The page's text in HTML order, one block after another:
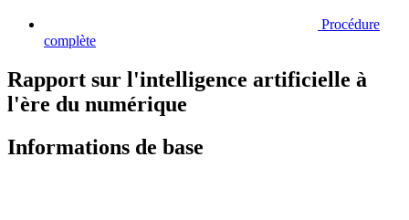
Procédure
complète
Rapport sur l'intelligence artificielle à
l'ère du numérique
Informations de base